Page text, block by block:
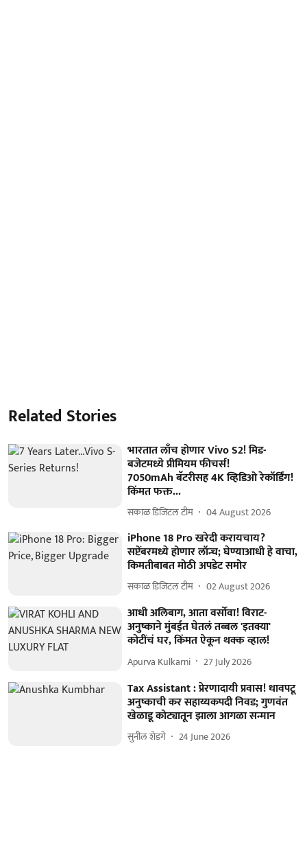
Related Stories
भारतात लाँच होणार Vivo S2! मिड-
बजेटमध्ये प्रीमियम फीचर्स!
7050mAh बॅटरीसह 4K व्हिडिओ रेकॉर्डिंग!
किंमत फक्त...
सकाळ डिजिटल टीम 04 August 2026
iPhone 18 Pro खरेदी करायचाय?
सप्टेंबरमध्ये होणार लॉन्च; घेण्याआधी हे वाचा,
किमतीबाबत मोठी अपडेट समोर
सकाळ डिजिटल टीम 02 August 2026
आधी अलिबाग, आता वर्सोवा! विराट-
अनुष्काने मुंबईत घेतलं तब्बल 'इतक्या'
कोटींचं घर, किंमत ऐकून थक्क व्हाल!
Apurva Kulkarni 27 July 2026
Tax Assistant : प्रेरणादायी प्रवास! धावपटू
अनुष्काची कर सहाय्यकपदी निवड; गुणवंत
खेळाडू कोट्यातून झाला आगळा सन्मान
सुनील शेडगे 24 June 2026